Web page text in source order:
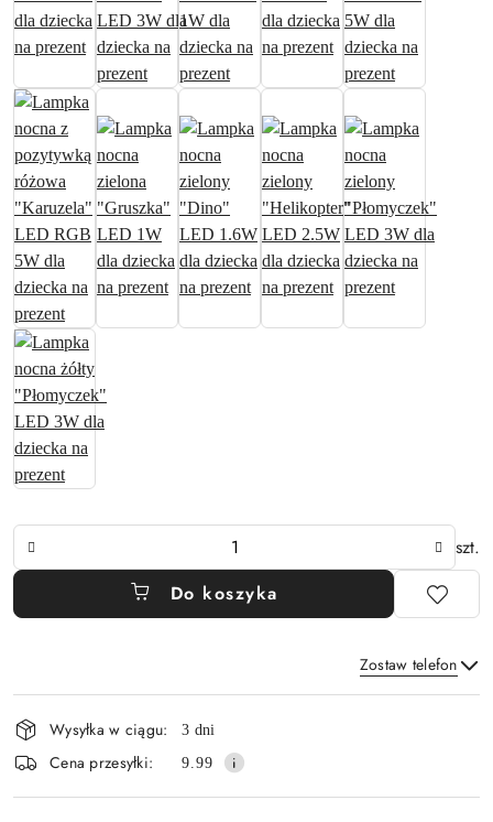
szt.
Do koszyka
Zostaw telefon
Wyślij
i
dostawa
Wysyłka w ciągu: 3 dni
Cena przesyłki: 9.99